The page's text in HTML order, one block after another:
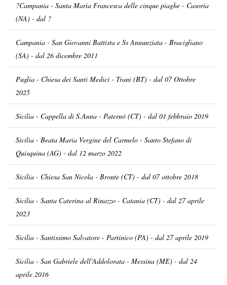
?Campania - Santa Maria Francesca delle cinque piaghe - Casoria
(NA) - dal ?
Campania - San Giovanni Battista e Ss Annunziata - Bracigliano
(SA) - dal 26 dicembre 2011
Puglia - Chiesa dei Santi Medici - Trani (BT) - dal 07 Ottobre
2025
Sicilia - Cappella di S.Anna - Paternò (CT) - dal 01 febbraio 2019
Sicilia - Beata Maria Vergine del Carmelo - Santo Stefano di
Quisquina (AG) - dal 12 marzo 2022
Sicilia - Chiesa San Nicola - Bronte (CT) - dal 07 ottobre 2018
Sicilia - Santa Caterina al Rinazzo - Catania (CT) - dal 27 aprile
2023
Sicilia - Santissimo Salvatore - Partinico (PA) - dal 27 aprile 2019
Sicilia - San Gabriele dell'Addolorata - Messina (ME) - dal 24
aprile 2016